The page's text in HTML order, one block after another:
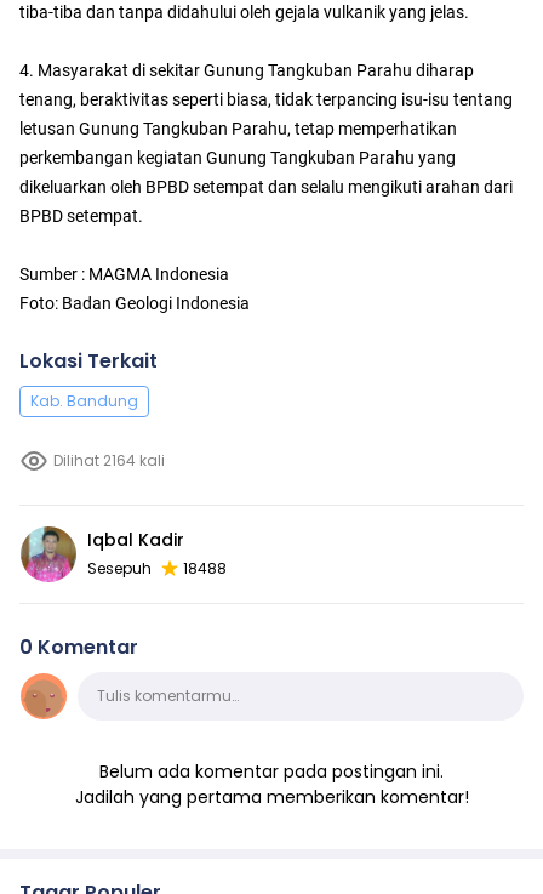
tiba-tiba dan tanpa didahului oleh gejala vulkanik yang jelas.
4. Masyarakat di sekitar Gunung Tangkuban Parahu diharap
tenang, beraktivitas seperti biasa, tidak terpancing isu-isu tentang
letusan Gunung Tangkuban Parahu, tetap memperhatikan
perkembangan kegiatan Gunung Tangkuban Parahu yang
dikeluarkan oleh BPBD setempat dan selalu mengikuti arahan dari
BPBD setempat.
Sumber : MAGMA Indonesia
Foto: Badan Geologi Indonesia
Lokasi Terkait
Kab. Bandung
Dilihat 2164 kali
Iqbal Kadir
Sesepuh 18488
0 Komentar
KomentarTulis komentarmu…
Belum ada komentar pada postingan ini.
Jadilah yang pertama memberikan komentar!